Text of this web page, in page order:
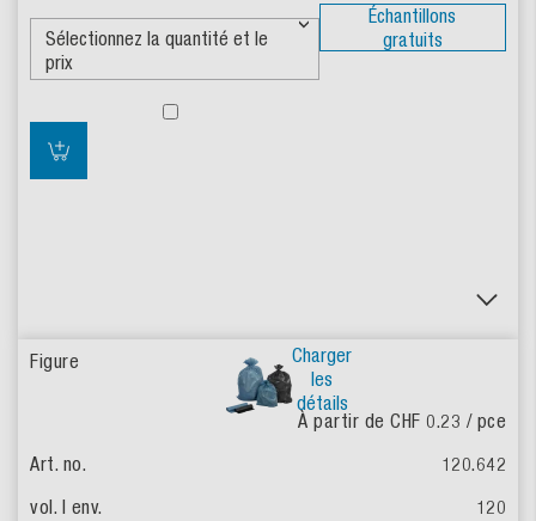
Échantillons
gratuits
Charger
les
détails
À partir de CHF 0.23 / pce
120.642
120